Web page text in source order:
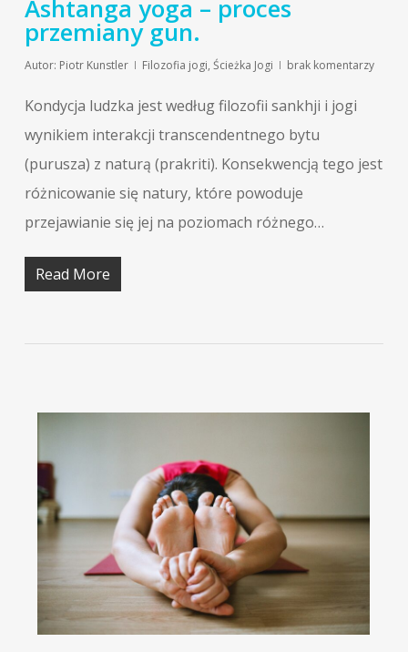
Ashtanga yoga – proces
przemiany gun.
Autor: Piotr Kunstler Filozofia jogi, Ścieżka Jogi brak komentarzy
Kondycja ludzka jest według filozofii sankhji i jogi
wynikiem interakcji transcendentnego bytu
(purusza) z naturą (prakriti). Konsekwencją tego jest
różnicowanie się natury, które powoduje
przejawianie się jej na poziomach różnego…
Read More